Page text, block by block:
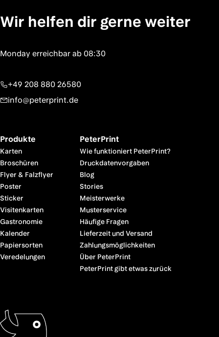
Wir helfen dir gerne weiter
+49 208 880 26580
info@peterprint.de
Produkte
Karten
Broschüren
Flyer & Falzflyer
Poster
Sticker
Visitenkarten
Gastronomie
Kalender
Papiersorten
Veredelungen
PeterPrint
Wie funktioniert PeterPrint?
Druckdatenvorgaben
Blog
Stories
Meisterwerke
Musterservice
Häufige Fragen
Lieferzeit und Versand
Zahlungsmöglichkeiten
Über PeterPrint
PeterPrint gibt etwas zurück